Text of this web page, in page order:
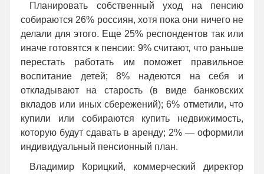
Планировать собственный уход на пенсию
собираются 26% россиян, хотя пока они ничего не
делали для этого. Еще 25% респондентов так или
иначе готовятся к пенсии: 9% считают, что раньше
перестать работать им поможет правильное
воспитание детей; 8% надеются на себя и
откладывают на старость (в виде банковских
вкладов или иных сбережений); 6% отметили, что
купили или собираются купить недвижимость,
которую будут сдавать в аренду; 2% — оформили
индивидуальный пенсионный план.
Владимир Корицкий, коммерческий директор